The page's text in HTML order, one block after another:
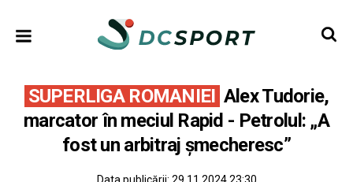
SUPERLIGA ROMANIEI Alex Tudorie,
marcator în meciul Rapid - Petrolul: „A
fost un arbitraj șmecheresc”